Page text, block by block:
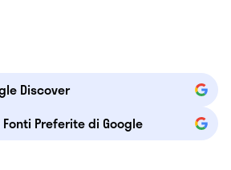
Discover
Preferite di Google